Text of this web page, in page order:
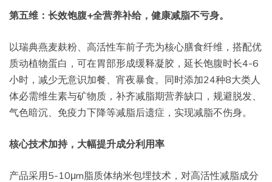
第五维：长效饱腹+全营养补给，健康减脂不亏身。
以瑞典燕麦麸粉、高活性车前子壳为核心膳食纤维，搭配优
质动植物蛋白，可在胃部形成缓释凝胶，延长饱腹时长4-6
小时，减少无意识加餐、宵夜暴食。同时添加24种8大类人
体必需维生素与矿物质，补齐减脂期营养缺口，规避脱发、
气色暗沉、免疫力下降等减脂后遗症，实现减脂不伤身。
核心技术加持，大幅提升成分利用率
产品采用5-10μm脂质体纳米包埋技术，对高活性减脂成分